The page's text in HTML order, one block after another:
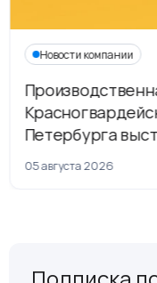
Новости компании
Петербурга
рамках
05 августа 2026